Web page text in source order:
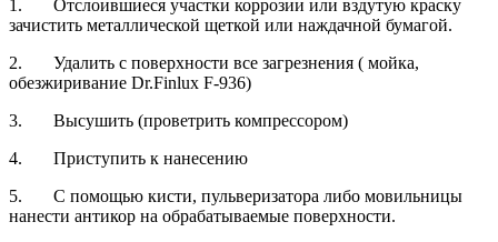
1. Отслоившиеся участки коррозии или вздутую краску
зачистить металлической щеткой или наждачной бумагой.
2. Удалить с поверхности все загрезнения ( мойка,
обезжиривание Dr.Finlux F-936)
3. Высушить (проветрить компрессором)
4. Приступить к нанесению
5. С помощью кисти, пульверизатора либо мовильницы
нанести антикор на обрабатываемые поверхности.